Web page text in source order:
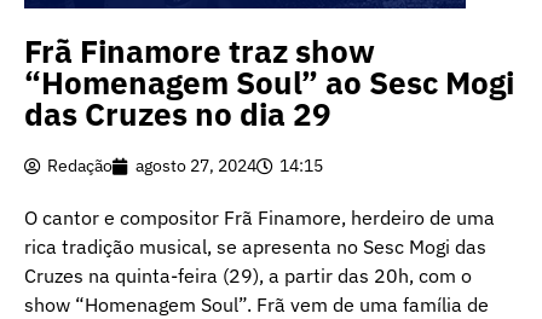
Frã Finamore traz show
“Homenagem Soul” ao Sesc Mogi
das Cruzes no dia 29
Redação agosto 27, 2024 14:15
O cantor e compositor Frã Finamore, herdeiro de uma
rica tradição musical, se apresenta no Sesc Mogi das
Cruzes na quinta-feira (29), a partir das 20h, com o
show “Homenagem Soul”. Frã vem de uma família de